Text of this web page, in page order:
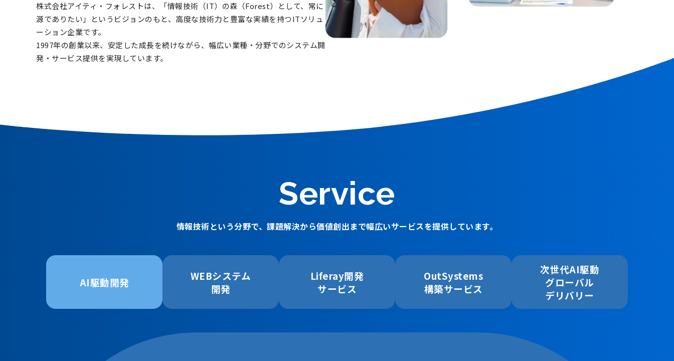
株式会社アイティ・フォレストは、「情報技術（IT）の森（Forest）として、常に
源でありたい」というビジョンのもと、高度な技術力と豊富な実績を持つITソリュ
ーション企業です。
1997年の創業以来、安定した成長を続けながら、幅広い業種・分野でのシステム開
発・サービス提供を実現しています。
Service
情報技術という分野で、課題解決から価値創出まで幅広いサービスを提供しています。
AI駆動開発
WEBシステム
開発
Liferay開発
サービス
OutSystems
構築サービス
次世代AI駆動
グローバル
デリバリー